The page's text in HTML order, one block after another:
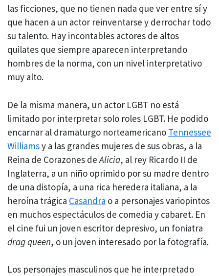
las ficciones, que no tienen nada que ver entre sí y
que hacen a un actor reinventarse y derrochar todo
su talento. Hay incontables actores de altos
quilates que siempre aparecen interpretando
hombres de la norma, con un nivel interpretativo
muy alto.
De la misma manera, un actor LGBT no está
limitado por interpretar solo roles LGBT. He podido
encarnar al dramaturgo norteamericano Tennessee
Williamsy a las grandes mujeres de sus obras, a la
Reina de Corazones deAlicia, al rey Ricardo II de
Inglaterra, a un niño oprimido por su madre dentro
de una distopía, a una rica heredera italiana, a la
heroína trágica Casandra o a personajes variopintos
en muchos espectáculos de comedia y cabaret. En
el cine fui un joven escritor depresivo, un foniatra
drag queen, o un joven interesado por la fotografía.
Los personajes masculinos que he interpretado